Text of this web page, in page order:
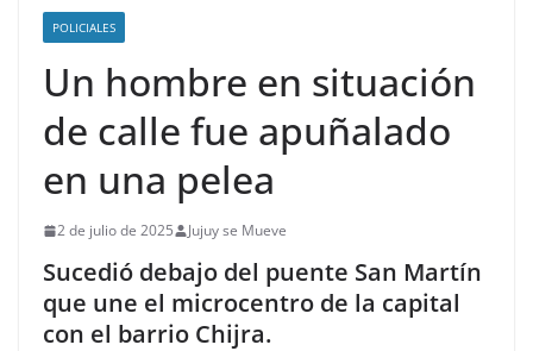
POLICIALES
Un hombre en situación
de calle fue apuñalado
en una pelea
2 de julio de 2025 Jujuy se Mueve
Sucedió debajo del puente San Martín
que une el microcentro de la capital
con el barrio Chijra.